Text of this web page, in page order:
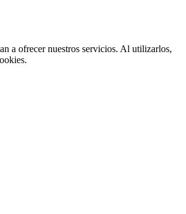
a ofrecer nuestros servicios. Al utilizarlos,